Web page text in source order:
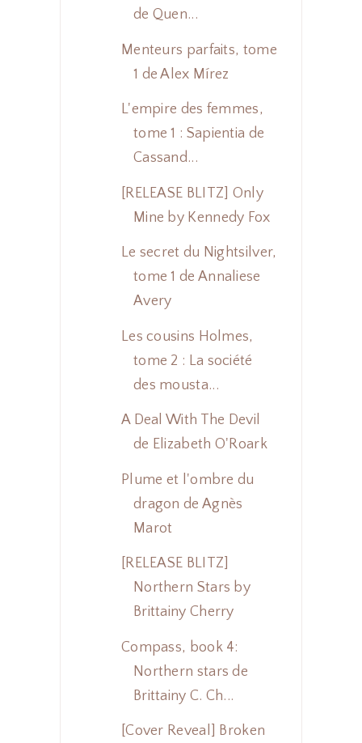
de Quen...
Menteurs parfaits, tome
1 de Alex Mírez
L'empire des femmes,
tome 1 : Sapientia de
Cassand...
[RELEASE BLITZ] Only
Mine by Kennedy Fox
Le secret du Nightsilver,
tome 1 de Annaliese
Avery
Les cousins Holmes,
tome 2 : La société
des mousta...
A Deal With The Devil
de Elizabeth O'Roark
Plume et l'ombre du
dragon de Agnès
Marot
[RELEASE BLITZ]
Northern Stars by
Brittainy Cherry
Compass, book 4:
Northern stars de
Brittainy C. Ch...
[Cover Reveal] Broken